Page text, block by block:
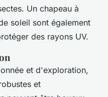
Un chapeau à
soleil sont également
des rayons UV.
et d'exploration,
et